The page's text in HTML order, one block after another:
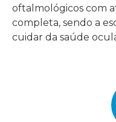
oftalmológicos com
completa, sendo a
cuidar da saúde